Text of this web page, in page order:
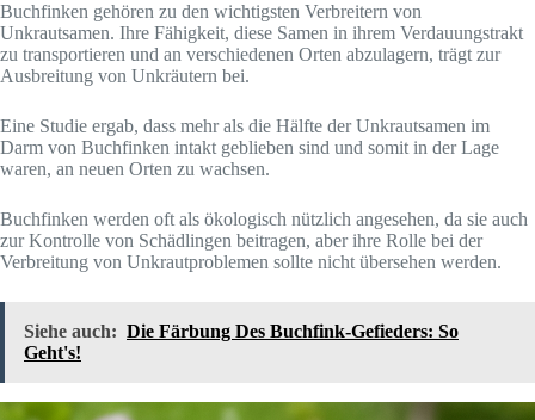
Buchfinken gehören zu den wichtigsten Verbreitern von
Unkrautsamen. Ihre Fähigkeit, diese Samen in ihrem Verdauungstrakt
zu transportieren und an verschiedenen Orten abzulagern, trägt zur
Ausbreitung von Unkräutern bei.
Eine Studie ergab, dass mehr als die Hälfte der Unkrautsamen im
Darm von Buchfinken intakt geblieben sind und somit in der Lage
waren, an neuen Orten zu wachsen.
Buchfinken werden oft als ökologisch nützlich angesehen, da sie auch
zur Kontrolle von Schädlingen beitragen, aber ihre Rolle bei der
Verbreitung von Unkrautproblemen sollte nicht übersehen werden.
Siehe auch: Die Färbung Des Buchfink-Gefieders: So
Geht's!